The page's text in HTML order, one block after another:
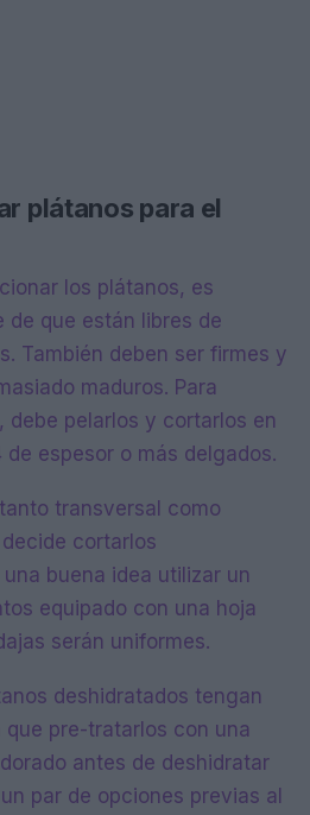
plátanos para el
los plátanos, es
de que están libres de
También deben ser firmes y
maduros. Para
debe pelarlos y cortarlos en
espesor o más delgados.
transversal como
cortarlos
buena idea utilizar un
equipado con una hoja
serán uniformes.
deshidratados tengan
pre-tratarlos con una
antes de deshidratar
par de opciones previas al